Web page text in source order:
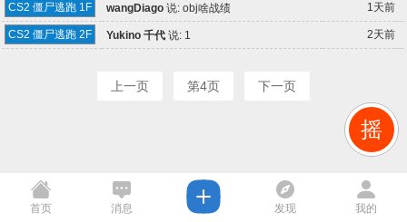
CS2 僵尸逃跑 1F wangDiago 说:obj啥战绩 1天前
CS2 僵尸逃跑 2F Yukino 千代 说: 1 2天前
上一页 第4页 下一页
摇
首页 消息 发现 我的